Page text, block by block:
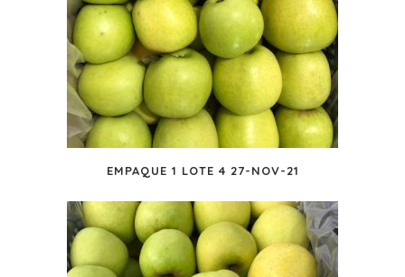
EMPAQUE 1 LOTE 4 27-NOV-21